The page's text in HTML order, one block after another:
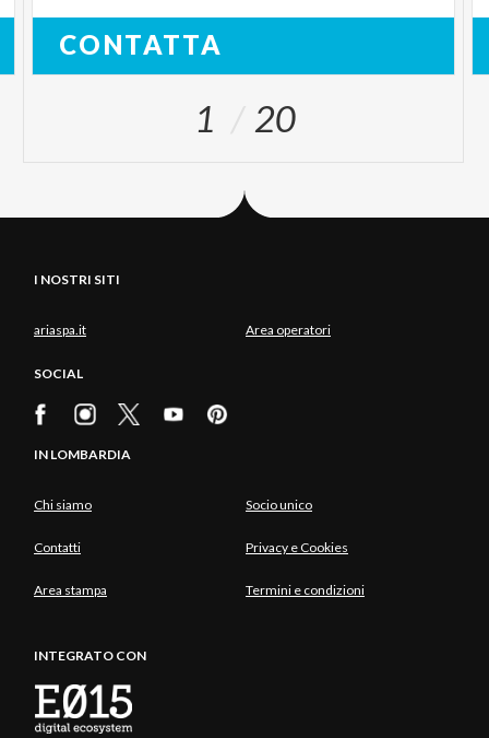
CONTATTA
1 20
I NOSTRI SITI
ariaspa.it Area operatori
SOCIAL
IN LOMBARDIA
Chi siamo Socio unico
Contatti Privacy e Cookies
Area stampa Termini e condizioni
INTEGRATO CON